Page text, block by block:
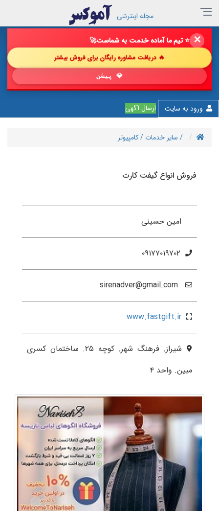
✕ 🔥 فروش خود را با ما چند برابر کن!🚀
🔥 دریافت مشاوره رایگان برای فروش بیشتر
💎 پیشنهاد شگفت‌ان
ورود به سایت ارسال آگهی
مجله اینترنتی
/ سایر خدمات / کامپیوتر
فروش انواع گیفت کارت
امین حسینی
۰۹۱۷۷۰۱۹۷۰۲
www.fastgift.ir
شیراز. فرهنگ شهر. کوچه ۲۵. ساختمان کسری
مبین. واحد ۴